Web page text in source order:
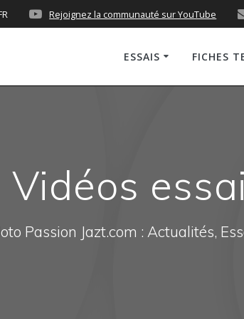
Rejoignez la communauté sur YouTube
ESSAIS FICHES
Vidéos
Passion Jazt.com : Actualités,